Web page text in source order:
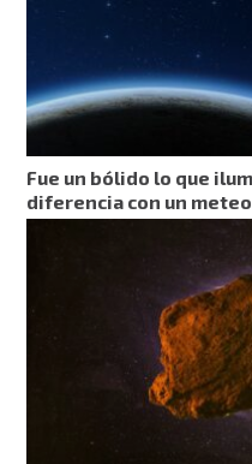
Fue un bólido lo que
diferencia con un